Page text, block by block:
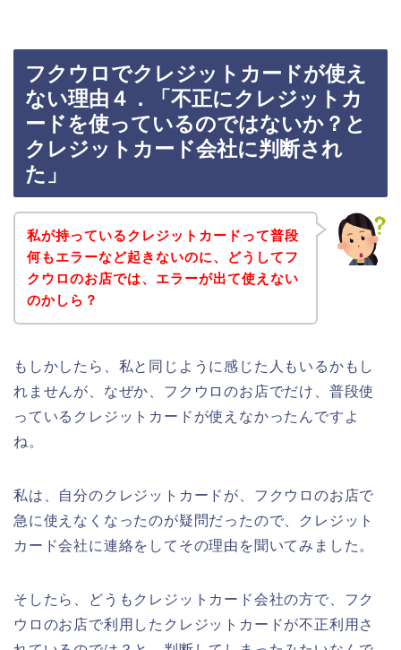
フクウロでクレジットカードが使え
ない理由４．「不正にクレジットカ
ードを使っているのではないか？と
クレジットカード会社に判断され
た」
私が持っているクレジットカードって普段
何もエラーなど起きないのに、どうしてフ
クウロのお店では、エラーが出て使えない
のかしら？
もしかしたら、私と同じように感じた人もいるかもし
れませんが、なぜか、フクウロのお店でだけ、普段使
っているクレジットカードが使えなかったんですよ
ね。
私は、自分のクレジットカードが、フクウロのお店で
急に使えなくなったのが疑問だったので、クレジット
カード会社に連絡をしてその理由を聞いてみました。
そしたら、どうもクレジットカード会社の方で、フク
ウロのお店で利用したクレジットカードが不正利用さ